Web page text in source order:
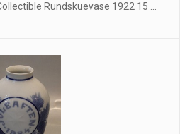
Rundskuevase 1922 15 ...